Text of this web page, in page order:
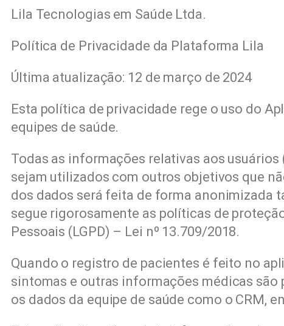
Lila Tecnologias em Saúde Ltda.
Política de Privacidade da Plataforma Lila
Última atualização: 12 de março de 2024
Esta política de privacidade rege o uso do
equipes de saúde.
Todas as informações relativas aos
sejam utilizados com outros objetivos que
dos dados será feita de forma anonimizada
segue rigorosamente as políticas de
Pessoais (LGPD) – Lei nº 13.709/2018.
Quando o registro de pacientes é feito no
sintomas e outras informações médicas
os dados da equipe de saúde como o CRM,